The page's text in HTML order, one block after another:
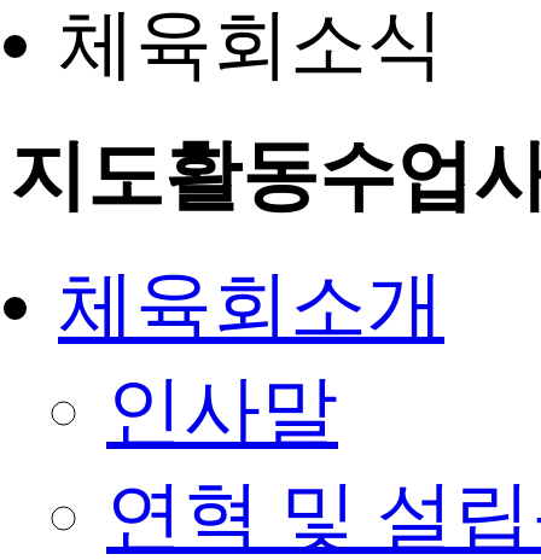
체육회소식
지도활동수업
체육회소개
인사말
연혁 및 설